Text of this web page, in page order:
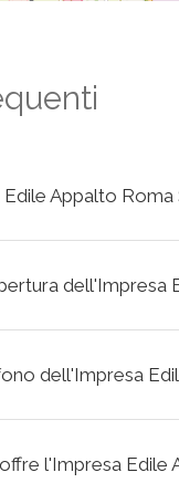
Appalto Roma
dell'Impresa
dell'Impresa
l'Impresa Edile